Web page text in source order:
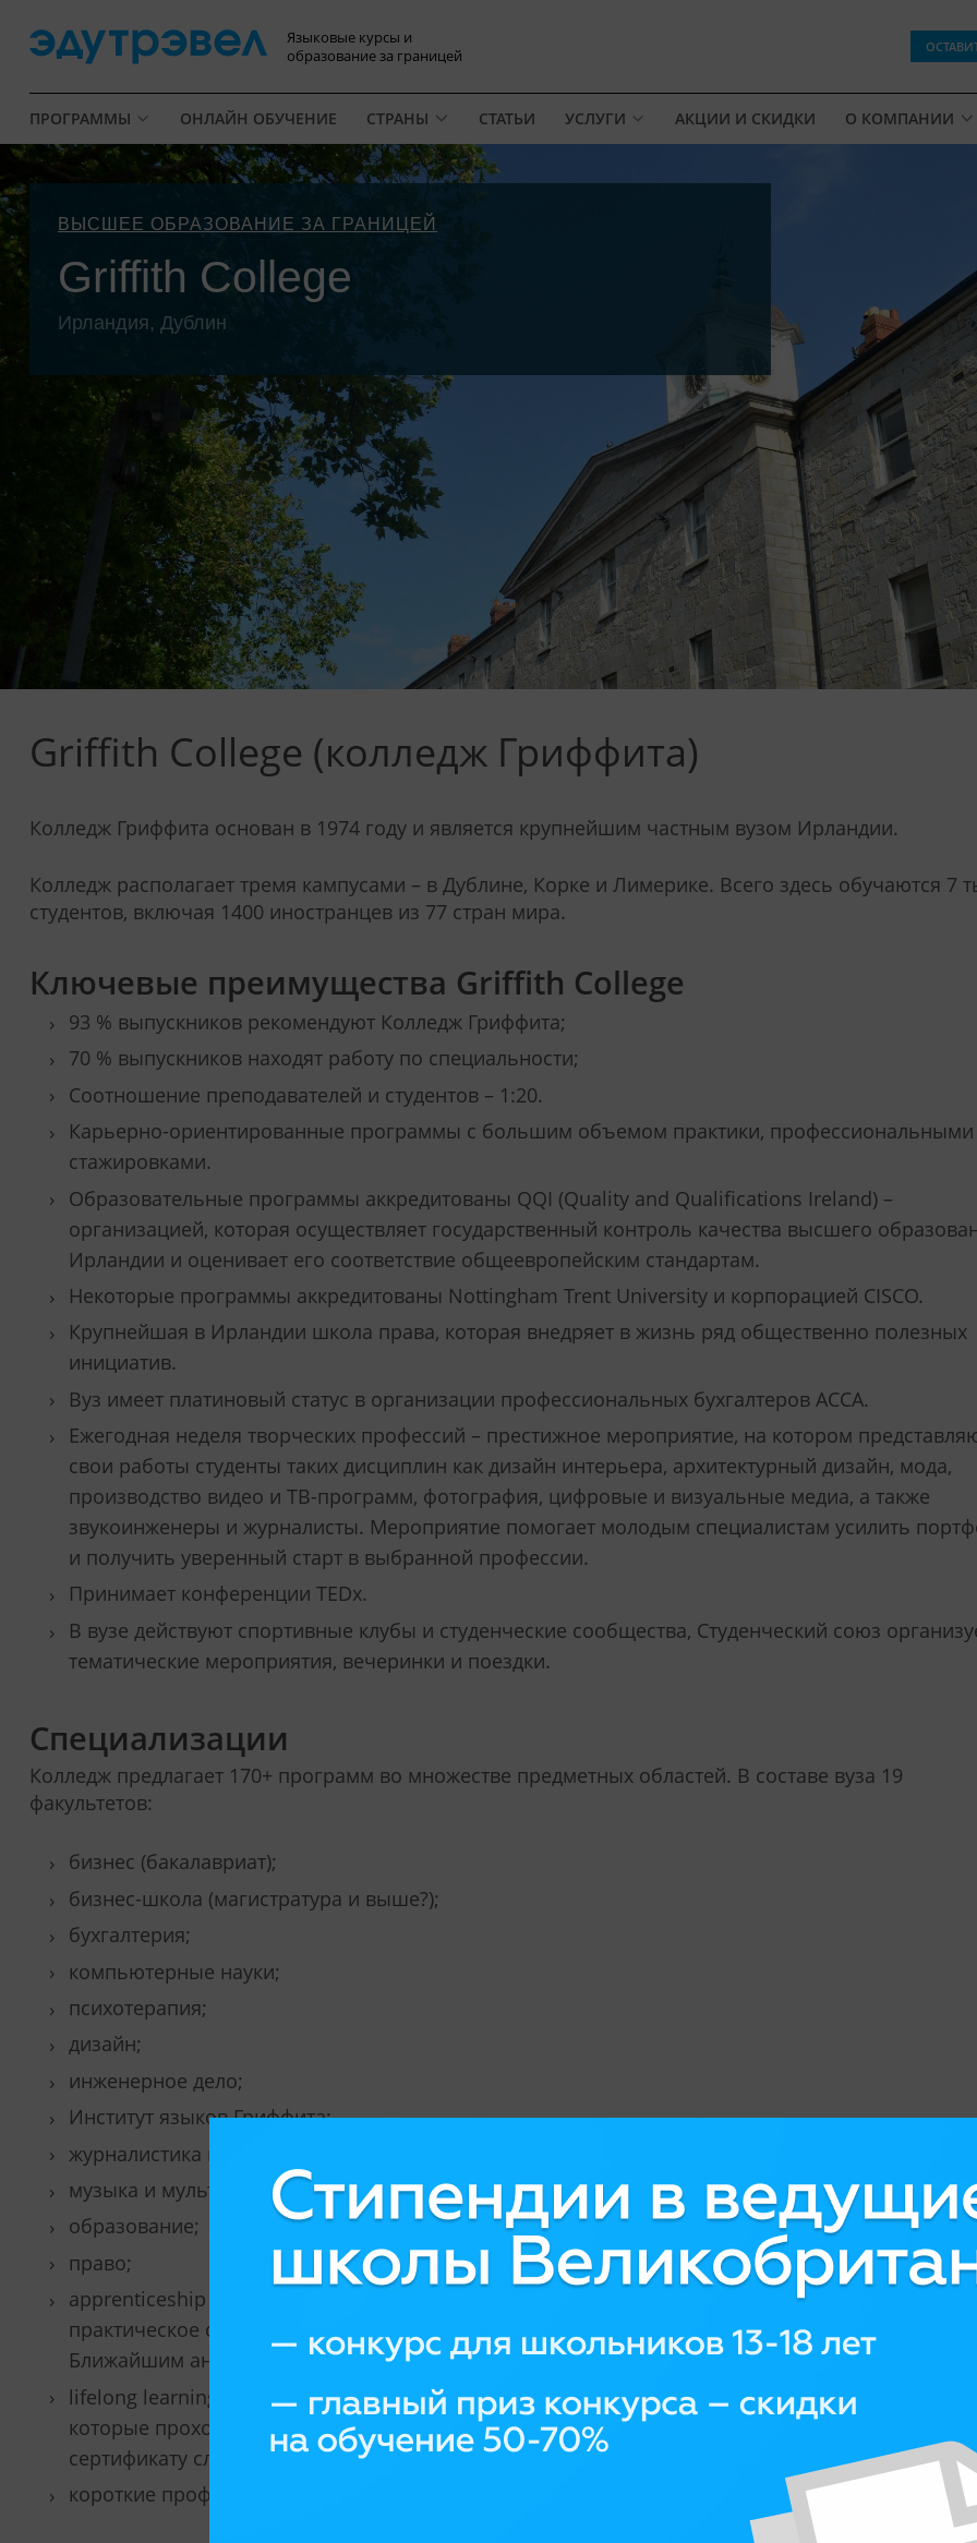
Языковые курсы и
образование за границей
ПРОГРАММЫ ОНЛАЙН ОБУЧЕНИЕ СТРАНЫ СТАТЬИ УСЛУГИ АКЦИИ И СКИДКИ О КОМПАНИИ
ВЫСШЕЕ ОБРАЗОВАНИЕ ЗА ГРАНИЦЕЙ
Griffith College
Ирландия, Дублин
Griffith College (колледж Гриффита)
Колледж Гриффита основан в 1974 году и является крупнейшим частным вузом Ирландии.
Колледж располагает тремя кампусами – в Дублине, Корке и Лимерике. Всего здесь обучаются 7
студентов, включая 1400 иностранцев из 77 стран мира.
Ключевые преимущества Griffith College
93 % выпускников рекомендуют Колледж Гриффита;
70 % выпускников находят работу по специальности;
Соотношение преподавателей и студентов – 1:20.
Карьерно-ориентированные программы с большим объемом практики, профессиональными
стажировками.
Образовательные программы аккредитованы QQI (Quality and Qualifications Ireland) –
организацией, которая осуществляет государственный контроль качества высшего
Ирландии и оценивает его соответствие общеевропейским стандартам.
Некоторые программы аккредитованы Nottingham Trent University и корпорацией CISCO.
Крупнейшая в Ирландии школа права, которая внедряет в жизнь ряд общественно полезных
инициатив.
Вуз имеет платиновый статус в организации профессиональных бухгалтеров ACCA.
Ежегодная неделя творческих профессий – престижное мероприятие, на котором
свои работы студенты таких дисциплин как дизайн интерьера, архитектурный дизайн, мода,
производство видео и ТВ-программ, фотография, цифровые и визуальные медиа, а также
звукоинженеры и журналисты. Мероприятие помогает молодым специалистам усилить
и получить уверенный старт в выбранной профессии.
Принимает конференции TEDx.
В вузе действуют спортивные клубы и студенческие сообщества, Студенческий союз
тематические мероприятия, вечеринки и поездки.
Специализации
Колледж предлагает 170+ программ во множестве предметных областей. В составе вуза 19
факультетов:
бизнес (бакалавриат);
бизнес-школа (магистратура и выше?);
бухгалтерия;
компьютерные науки;
психотерапия;
дизайн;
инженерное дело;
Институт языков Гриффита;
журналистика и медиа;
музыка и мультимедиа;
образование;
право;
apprenticeship – особая разновидность учебных программ с сильнейшей ориентацией на
практическое обучение, аналогов которому в российском высшем образовании не
Ближайшим аналогом являются понятия «стажировка» или «учебная практика»;
lifelong learning – учебные программы, ориентированные на взрослых людей любого
которые проходят в очном, заочном или дистанционном форматах и, как правило, ведут к
сертификату слушателя, документу о повышении квалификации либо переквалификации;
короткие профессиональные программы.